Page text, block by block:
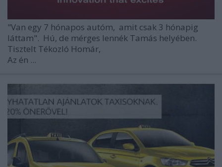
"Van egy 7 hónapos autóm, amit csak 3 hónapig
láttam". Hú, de mérges lennék Tamás helyében.
Tisztelt Tékozló Homár,
Az én ...